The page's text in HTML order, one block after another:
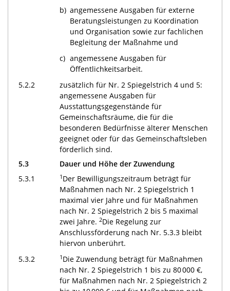
b) angemessene Ausgaben für externe
Beratungsleistungen zu Koordination
und Organisation sowie zur fachlichen
Begleitung der Maßnahme und
c) angemessene Ausgaben für
Öffentlichkeitsarbeit.
5.2.2
zusätzlich für Nr. 2 Spiegelstrich 4 und 5:
angemessene Ausgaben für
Ausstattungsgegenstände für
Gemeinschaftsräume, die für die
besonderen Bedürfnisse älterer Menschen
geeignet oder für das Gemeinschaftsleben
förderlich sind.
5.3
Dauer und Höhe der Zuwendung
5.3.1
1 Der Bewilligungszeitraum beträgt für
Maßnahmen nach Nr. 2 Spiegelstrich 1
maximal vier Jahre und für Maßnahmen
nach Nr. 2 Spiegelstrich 2 bis 5 maximal
zwei Jahre. 2Die Regelung zur
Anschlussförderung nach Nr. 5.3.3 bleibt
hiervon unberührt.
5.3.2
1 Die Zuwendung beträgt für Maßnahmen
nach Nr. 2 Spiegelstrich 1 bis zu 80 000 €,
für Maßnahmen nach Nr. 2 Spiegelstrich 2